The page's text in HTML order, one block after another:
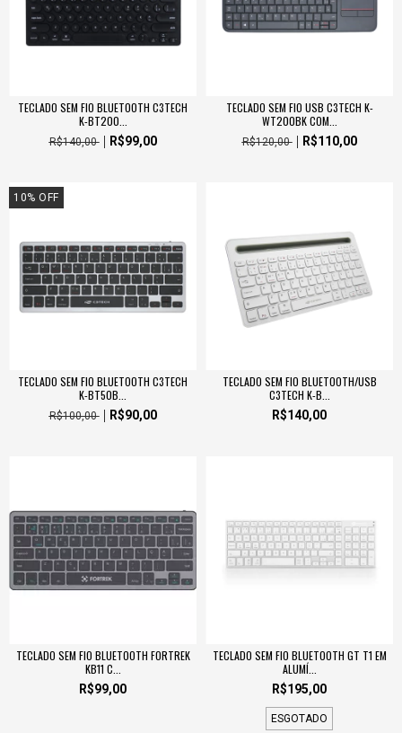
TECLADO SEM FIO BLUETOOTH C3TECH
K-BT200...
R$140,00 R$99,00
TECLADO SEM FIO USB C3TECH K-
WT200BK COM...
R$120,00 R$110,00
10% OFF
TECLADO SEM FIO BLUETOOTH C3TECH
K-BT50B...
R$100,00 R$90,00
TECLADO SEM FIO BLUETOOTH/USB
C3TECH K-B...
R$140,00
TECLADO SEM FIO BLUETOOTH FORTREK
KB11 C...
R$99,00
TECLADO SEM FIO BLUETOOTH GT T1 EM
ALUMÍ...
R$195,00
ESGOTADO